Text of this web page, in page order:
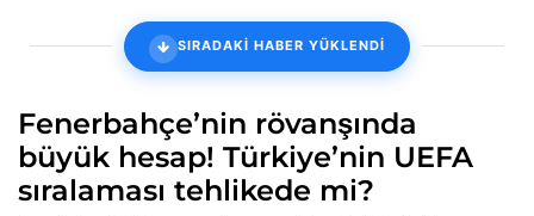
SIRADAKİ HABER YÜKLENDİ
Fenerbahçe’nin rövanşında
büyük hesap! Türkiye’nin UEFA
sıralaması tehlikede mi?